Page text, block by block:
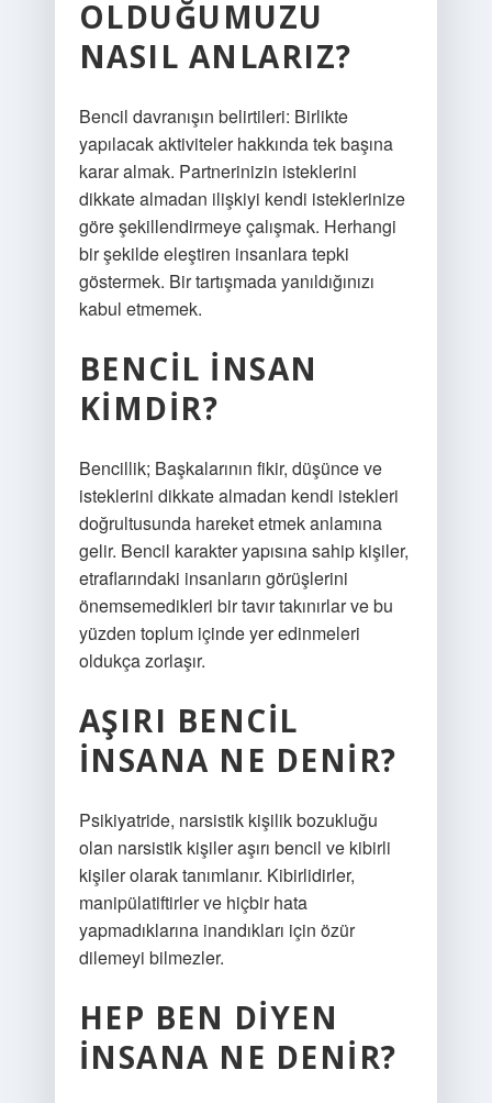
OLDUĞUMUZU
NASIL ANLARIZ?
Bencil davranışın belirtileri: Birlikte
yapılacak aktiviteler hakkında tek başına
karar almak. Partnerinizin isteklerini
dikkate almadan ilişkiyi kendi isteklerinize
göre şekillendirmeye çalışmak. Herhangi
bir şekilde eleştiren insanlara tepki
göstermek. Bir tartışmada yanıldığınızı
kabul etmemek.
BENCIL INSAN
KIMDIR?
Bencillik; Başkalarının fikir, düşünce ve
isteklerini dikkate almadan kendi istekleri
doğrultusunda hareket etmek anlamına
gelir. Bencil karakter yapısına sahip kişiler,
etraflarındaki insanların görüşlerini
önemsemedikleri bir tavır takınırlar ve bu
yüzden toplum içinde yer edinmeleri
oldukça zorlaşır.
AŞIRI BENCIL
INSANA NE DENIR?
Psikiyatride, narsistik kişilik bozukluğu
olan narsistik kişiler aşırı bencil ve kibirli
kişiler olarak tanımlanır. Kibirlidirler,
manipülatiftirler ve hiçbir hata
yapmadıklarına inandıkları için özür
dilemeyi bilmezler.
HEP BEN DIYEN
INSANA NE DENIR?